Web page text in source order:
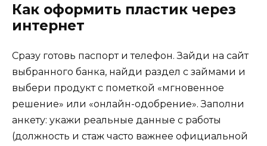
Как оформить пластик через
интернет
Сразу готовь паспорт и телефон. Зайди на сайт
выбранного банка, найди раздел с займами и
выбери продукт с пометкой «мгновенное
решение» или «онлайн-одобрение». Заполни
анкету: укажи реальные данные с работы
(должность и стаж часто важнее официальной